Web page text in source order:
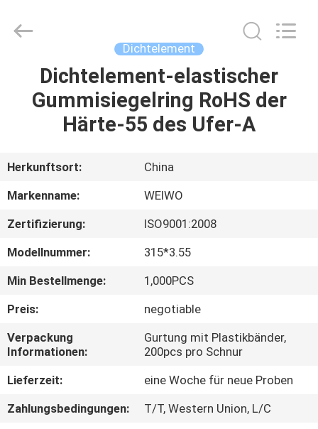
HAUS
PRODUKTE
ÜBER
UNS
FABRIK-
AUSFLUG
QUALITÄTSKONTROLLE
TRETEN
SIE
MIT
Co.,Ltd..
Dichtelement
Dichtelement-elastischer
Gummisiegelring RoHS der
Härte-55 des Ufer-A
Herkunftsort:
China
Markenname:
WEIWO
Zertifizierung:
ISO9001:2008
Modellnummer:
315*3.55
Min Bestellmenge:
1,000PCS
Preis:
negotiable
Verpackung
Informationen:
Gurtung mit Plastikbänder,
200pcs pro Schnur
Lieferzeit:
eine Woche für neue Proben
Zahlungsbedingungen:
T/T, Western Union, L/C